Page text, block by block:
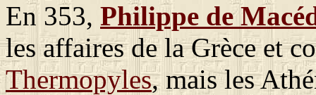
En 353, Philippe de
les affaires de la Grèce et
Thermopyles, mais les